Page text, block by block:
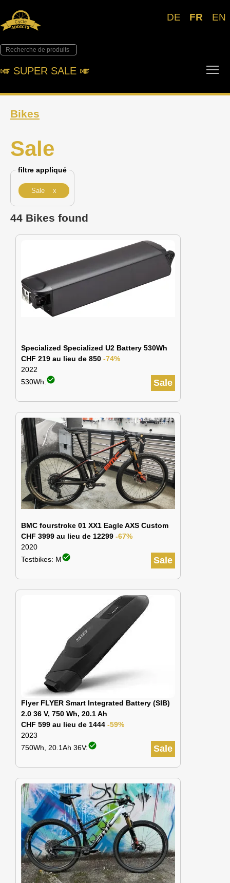
DE FR EN
🎺︎ SUPER SALE 🎺︎
Bikes
Sale
filtre appliqué
Sale x
44 Bikes found
Specialized Specialized U2 Battery 530Wh
CHF 219 au lieu de 850 -74%
2022
Sale
530Wh:check_circle
BMC fourstroke 01 XX1 Eagle AXS Custom
CHF 3999 au lieu de 12299 -67%
2020
Sale
Testbikes: Mcheck_circle
Flyer FLYER Smart Integrated Battery (SIB)
2.0 36 V, 750 Wh, 20.1 Ah
CHF 599 au lieu de 1444 -59%
2023
Sale
750Wh, 20.1Ah 36V:check_circle